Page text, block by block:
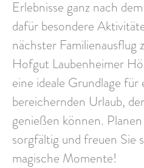
Erlebnisse ganz nach
dafür besondere
nächster Familienausflug
Hofgut Laubenheimer
eine ideale Grundlage für
bereichernden Urlaub,
genießen können.
sorgfältig und freuen Sie
magische Momente!